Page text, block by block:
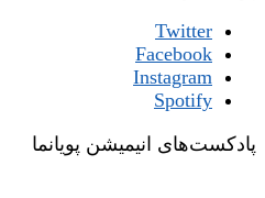
Twitter
Facebook
Instagram
Spotify
پادکست‌های انیمیشن پویانما